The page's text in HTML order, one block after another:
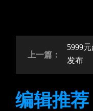
上一篇：
5999
发布
编辑推荐